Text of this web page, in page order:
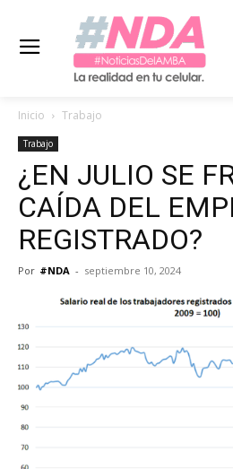
Inicio Trabajo
Trabajo
¿EN JULIO SE
CAÍDA DEL
REGISTRADO?
Por #NDA - septiembre 10, 2024